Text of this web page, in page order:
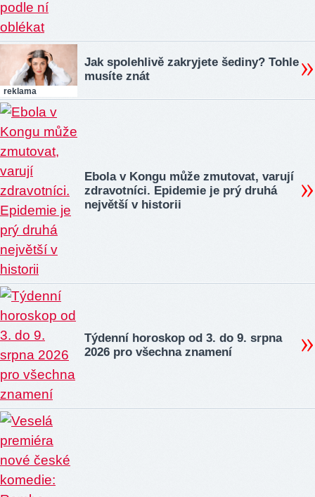
reklama
Jak spolehlivě zakryjete šediny? Tohle
musíte znát
Ebola v Kongu může zmutovat, varují
zdravotníci. Epidemie je prý druhá
největší v historii
Týdenní horoskop od 3. do 9. srpna
2026 pro všechna znamení